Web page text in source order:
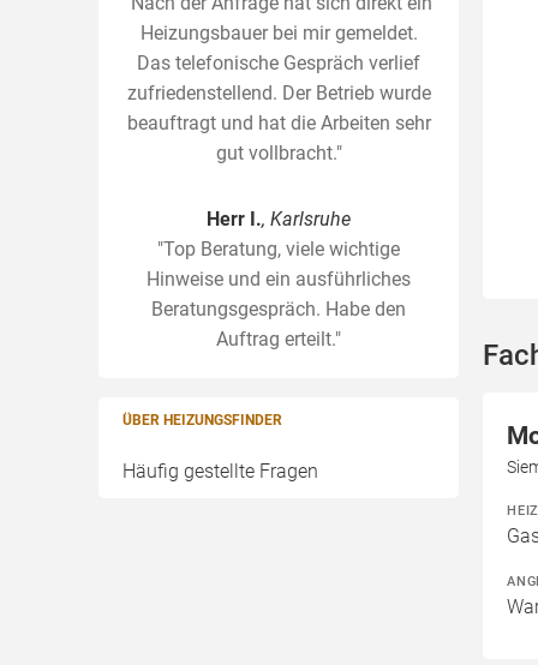
Heizungsbauer bei mir gemeldet.
Das telefonische Gespräch verlief
zufriedenstellend. Der Betrieb wurde
beauftragt und hat die Arbeiten sehr
gut vollbracht."
Herr I., Karlsruhe
"Top Beratung, viele wichtige
Hinweise und ein ausführliches
Beratungsgespräch. Habe den
Auftrag erteilt."
ÜBER HEIZUNGSFINDER
Häufig gestellte Fragen